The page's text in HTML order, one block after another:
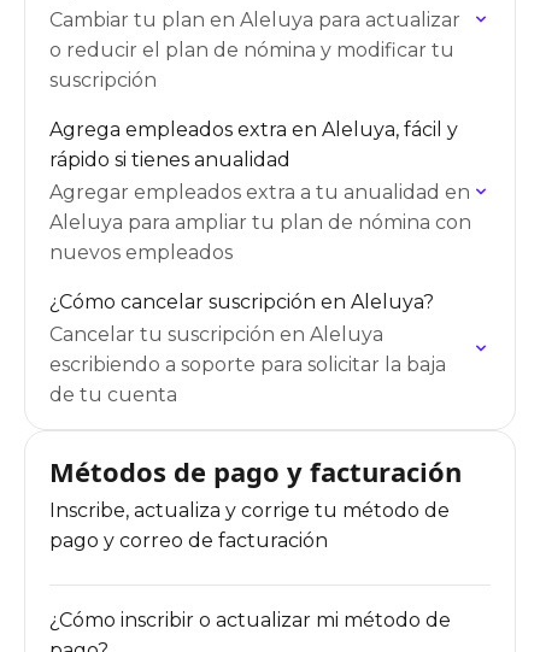
Cambiar tu plan en Aleluya para actualizar
o reducir el plan de nómina y modificar tu
suscripción
Agrega empleados extra en Aleluya, fácil y
rápido si tienes anualidad
Agregar empleados extra a tu anualidad en
Aleluya para ampliar tu plan de nómina con
nuevos empleados
¿Cómo cancelar suscripción en Aleluya?
Cancelar tu suscripción en Aleluya
escribiendo a soporte para solicitar la baja
de tu cuenta
Métodos de pago y facturación
Inscribe, actualiza y corrige tu método de
pago y correo de facturación
¿Cómo inscribir o actualizar mi método de